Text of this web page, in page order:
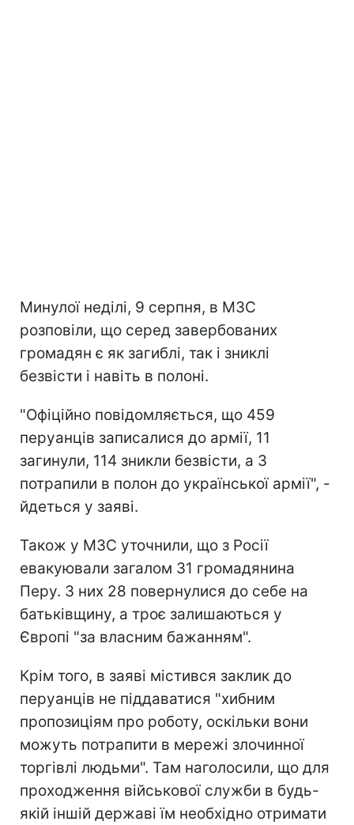
Минулої неділі, 9 серпня, в МЗС
розповіли, що серед завербованих
громадян є як загиблі, так і зниклі
безвісти і навіть в полоні.
"Офіційно повідомляється, що 459
перуанців записалися до армії, 11
загинули, 114 зникли безвісти, а 3
потрапили в полон до української армії", -
йдеться у заяві.
Також у МЗС уточнили, що з Росії
евакуювали загалом 31 громадянина
Перу. З них 28 повернулися до себе на
батьківщину, а троє залишаються у
Європі "за власним бажанням".
Крім того, в заяві містився заклик до
перуанців не піддаватися "хибним
пропозиціям про роботу, оскільки вони
можуть потрапити в мережі злочинної
торгівлі людьми". Там наголосили, що для
проходження військової служби в будь-
якій іншій державі їм необхідно отримати